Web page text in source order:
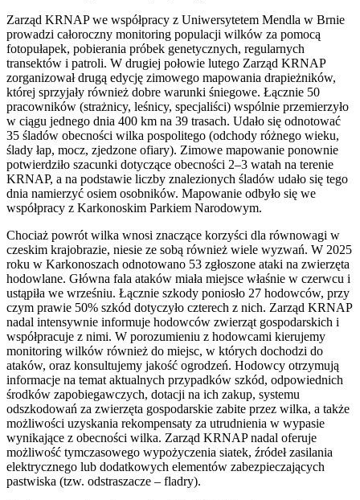
Zarząd KRNAP we współpracy z Uniwersytetem Mendla w Brnie
prowadzi całoroczny monitoring populacji wilków za pomocą
fotopułapek, pobierania próbek genetycznych, regularnych
transektów i patroli. W drugiej połowie lutego Zarząd KRNAP
zorganizował drugą edycję zimowego mapowania drapieżników,
której sprzyjały również dobre warunki śniegowe. Łącznie 50
pracowników (strażnicy, leśnicy, specjaliści) wspólnie przemierzyło
w ciągu jednego dnia 400 km na 39 trasach. Udało się odnotować
35 śladów obecności wilka pospolitego (odchody różnego wieku,
ślady łap, mocz, zjedzone ofiary). Zimowe mapowanie ponownie
potwierdziło szacunki dotyczące obecności 2–3 watah na terenie
KRNAP, a na podstawie liczby znalezionych śladów udało się tego
dnia namierzyć osiem osobników. Mapowanie odbyło się we
współpracy z Karkonoskim Parkiem Narodowym.
Chociaż powrót wilka wnosi znaczące korzyści dla równowagi w
czeskim krajobrazie, niesie ze sobą również wiele wyzwań. W 2025
roku w Karkonoszach odnotowano 53 zgłoszone ataki na zwierzęta
hodowlane. Główna fala ataków miała miejsce właśnie w czerwcu i
ustąpiła we wrześniu. Łącznie szkody poniosło 27 hodowców, przy
czym prawie 50% szkód dotyczyło czterech z nich. Zarząd KRNAP
nadal intensywnie informuje hodowców zwierząt gospodarskich i
współpracuje z nimi. W porozumieniu z hodowcami kierujemy
monitoring wilków również do miejsc, w których dochodzi do
ataków, oraz konsultujemy jakość ogrodzeń. Hodowcy otrzymują
informacje na temat aktualnych przypadków szkód, odpowiednich
środków zapobiegawczych, dotacji na ich zakup, systemu
odszkodowań za zwierzęta gospodarskie zabite przez wilka, a także
możliwości uzyskania rekompensaty za utrudnienia w wypasie
wynikające z obecności wilka. Zarząd KRNAP nadal oferuje
możliwość tymczasowego wypożyczenia siatek, źródeł zasilania
elektrycznego lub dodatkowych elementów zabezpieczających
pastwiska (tzw. odstraszacze – fladry).